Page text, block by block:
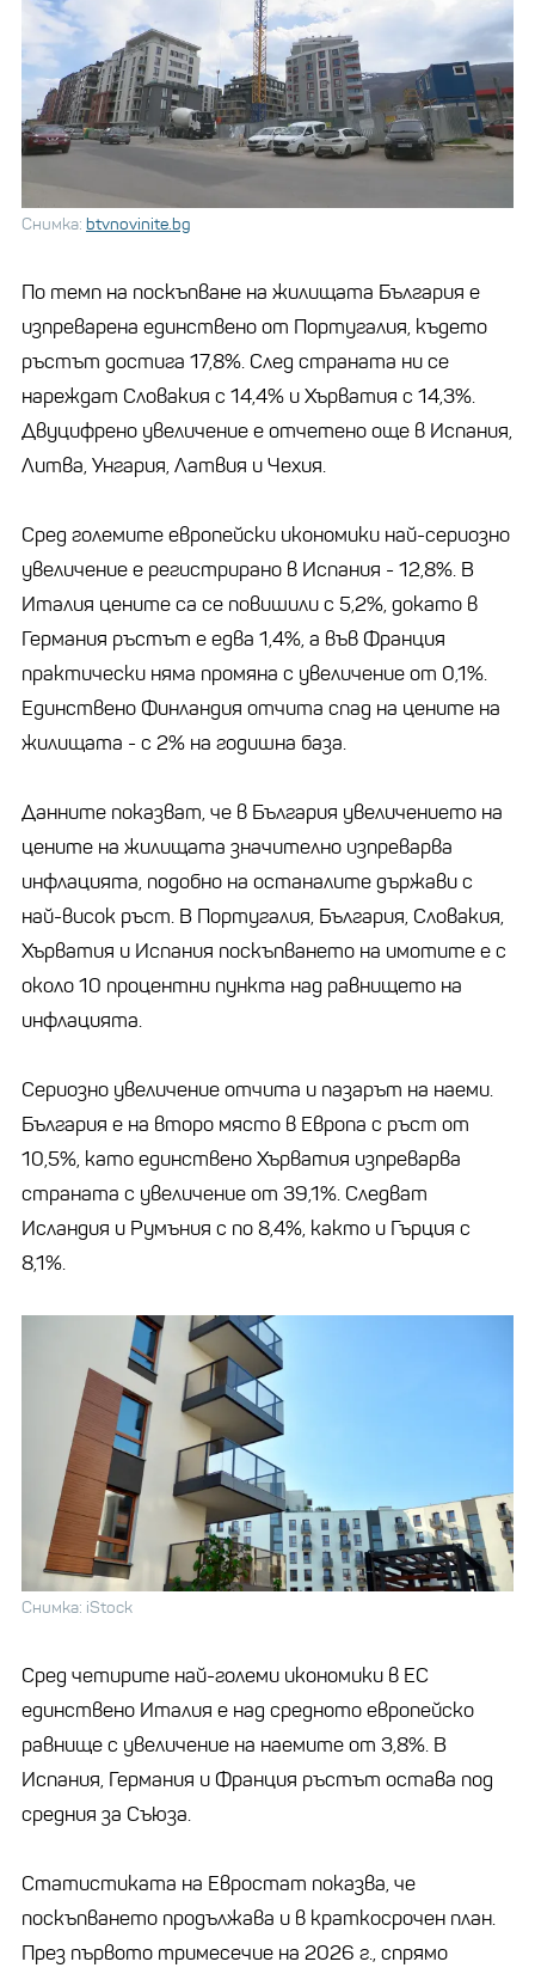
Снимка: btvnovinite.bg
По темп на поскъпване на жилищата България е
изпреварена единствено от Португалия, където
ръстът достига 17,8%. След страната ни се
нареждат Словакия с 14,4% и Хърватия с 14,3%.
Двуцифрено увеличение е отчетено още в Испания,
Литва, Унгария, Латвия и Чехия.
Сред големите европейски икономики най-сериозно
увеличение е регистрирано в Испания - 12,8%. В
Италия цените са се повишили с 5,2%, докато в
Германия ръстът е едва 1,4%, а във Франция
практически няма промяна с увеличение от 0,1%.
Единствено Финландия отчита спад на цените на
жилищата - с 2% на годишна база.
Данните показват, че в България увеличението на
цените на жилищата значително изпреварва
инфлацията, подобно на останалите държави с
най-висок ръст. В Португалия, България, Словакия,
Хърватия и Испания поскъпването на имотите е с
около 10 процентни пункта над равнището на
инфлацията.
Сериозно увеличение отчита и пазарът на наеми.
България е на второ място в Европа с ръст от
10,5%, като единствено Хърватия изпреварва
страната с увеличение от 39,1%. Следват
Исландия и Румъния с по 8,4%, както и Гърция с
8,1%.
Снимка: iStock
Сред четирите най-големи икономики в ЕС
единствено Италия е над средното европейско
равнище с увеличение на наемите от 3,8%. В
Испания, Германия и Франция ръстът остава под
средния за Съюза.
Статистиката на Евростат показва, че
поскъпването продължава и в краткосрочен план.
През първото тримесечие на 2026 г., спрямо